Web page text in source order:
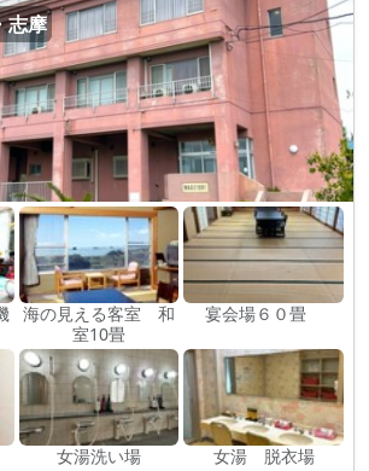
志摩
海の見える客室 和
室10畳
宴会場６０畳
女湯洗い場 女湯 脱衣場